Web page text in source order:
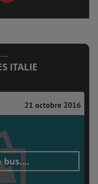
ITALIE
21 octobre 2016
bus....